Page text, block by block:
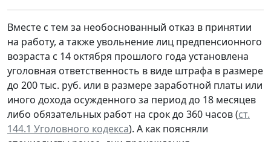
Вместе с тем за необоснованный отказ в принятии
на работу, а также увольнение лиц предпенсионного
возраста с 14 октября прошлого года установлена
уголовная ответственность в виде штрафа в размере
до 200 тыс. руб. или в размере заработной платы или
иного дохода осужденного за период до 18 месяцев
либо обязательных работ на срок до 360 часов (ст.
144.1 Уголовного кодекса). А как поясняли